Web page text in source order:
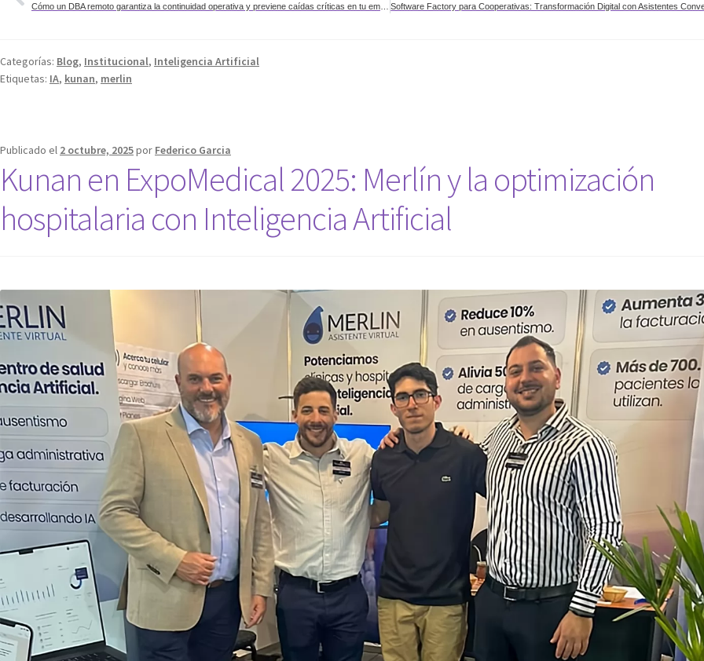
Categorías: Blog, Institucional, Inteligencia Artificial
Etiquetas: IA, kunan, merlin
Publicado el 2 octubre, 2025por Federico Garcia
Kunan en ExpoMedical 2025: Merlín y la optimización
hospitalaria con Inteligencia Artificial